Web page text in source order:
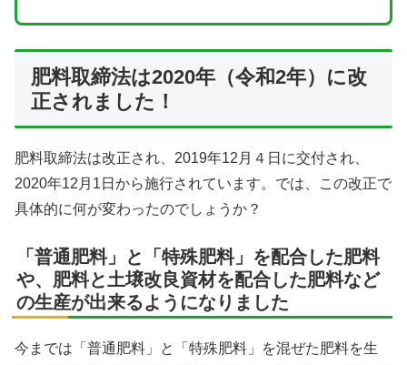
肥料取締法は2020年（令和2年）に改
正されました！
肥料取締法は改正され、2019年12月４日に交付され、
2020年12月1日から施行されています。では、この改正で
具体的に何が変わったのでしょうか？
「普通肥料」と「特殊肥料」を配合した肥料
や、肥料と土壌改良資材を配合した肥料など
の生産が出来るようになりました
今までは「普通肥料」と「特殊肥料」を混ぜた肥料を生